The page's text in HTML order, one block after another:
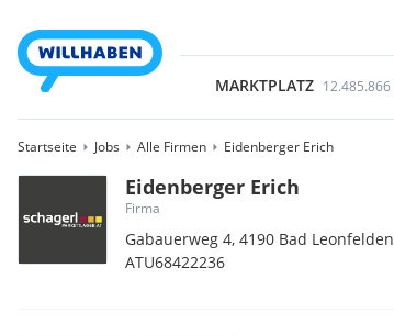
MARKTPLATZ 12.485.866
Startseite Jobs Alle Firmen Eidenberger Erich
Eidenberger Erich
Firma
Gabauerweg 4,4190 Bad Leonfelden
ATU68422236